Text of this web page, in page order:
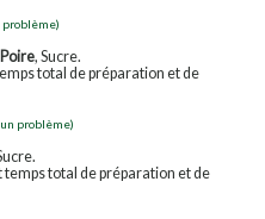
problème)
Poire, Sucre.
total de préparation et de
problème)
total de préparation et de